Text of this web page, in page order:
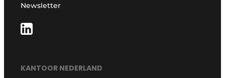
Newsletter
KANTOOR NEDERLAND